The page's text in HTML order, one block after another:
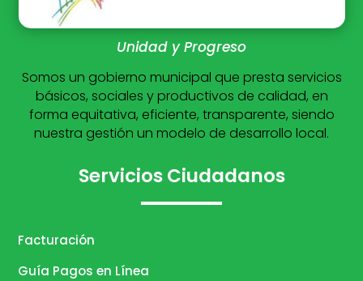
Unidad y Progreso
Somos un gobierno municipal que presta servicios
básicos, sociales y productivos de calidad, en
forma equitativa, eficiente, transparente, siendo
nuestra gestión un modelo de desarrollo local.
Servicios Ciudadanos
Facturación
Guía Pagos en Línea